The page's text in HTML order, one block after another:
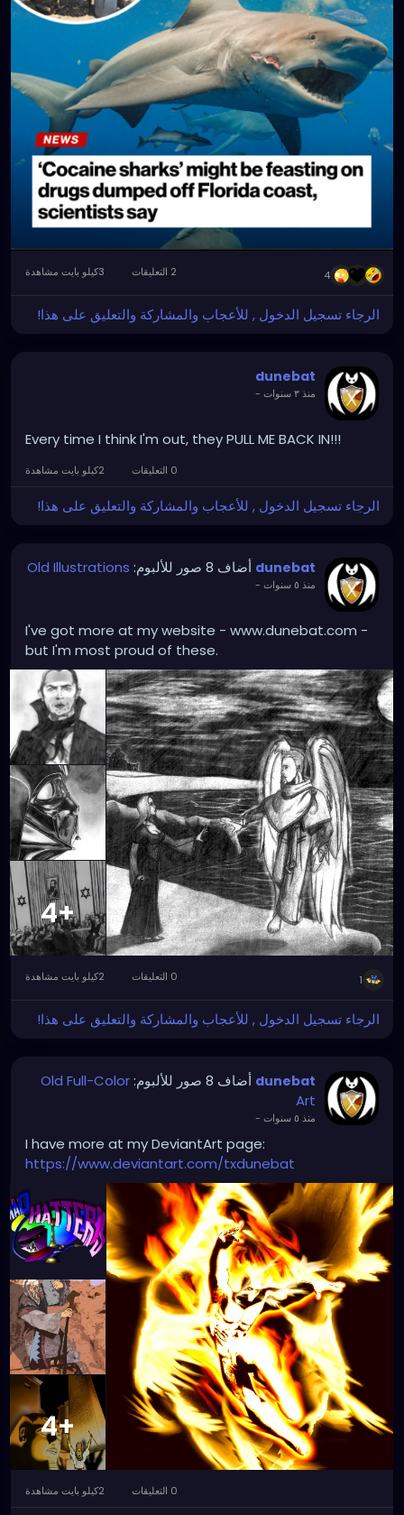
4
الرجاء تسجيل الدخول , للأعجاب والمشاركة والتعليق على هذا!
dunebat
منذ ٣ سنوات -
Every time I think I'm out, they PULL ME BACK IN!!!
الرجاء تسجيل الدخول , للأعجاب والمشاركة والتعليق على هذا!
dunebat أضاف 8 صور للألبوم: Old Illustrations
منذ ٥ سنوات -
I've got more at my website - www.dunebat.com -
but I'm most proud of these.
+4
1
الرجاء تسجيل الدخول , للأعجاب والمشاركة والتعليق على هذا!
dunebat أضاف 8 صور للألبوم:
Old Full-Color
Art
منذ ٥ سنوات -
I have more at my DeviantArt page:
https://www.deviantart.com/txdunebat
+4